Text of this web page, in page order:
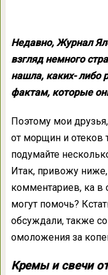
Недавно, Журнал
взгляд немного
нашла, каких- либо
фактам, которые
Поэтому мои
от морщин и отеков
подумайте
Итак, привожу
комментариев, ка в
могут помочь?
обсуждали, также
омоложения за
Кремы и свечи